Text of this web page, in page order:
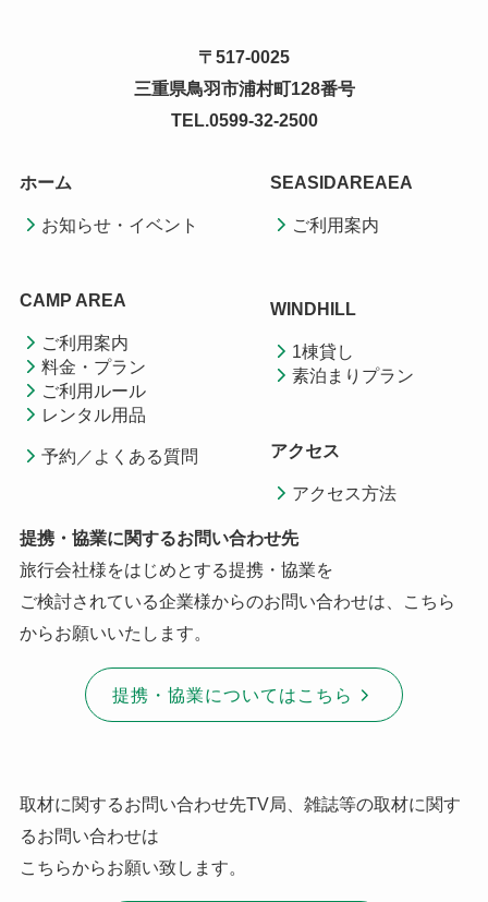
〒517-0025
三重県鳥羽市浦村町128番号
TEL.0599-32-2500
ホーム
お知らせ・イベント
CAMP AREA
ご利用案内
料金・プラン
ご利用ルール
レンタル用品
予約／よくある質問
SEASIDAREAEA
ご利用案内
WINDHILL
1棟貸し
素泊まりプラン
アクセス
アクセス方法
提携・協業に関するお問い合わせ先
旅行会社様をはじめとする提携・協業を
ご検討されている企業様からのお問い合わせは、こちら
からお願いいたします。
提携・協業についてはこちら
取材に関するお問い合わせ先TV局、雑誌等の取材に関す
るお問い合わせは
こちらからお願い致します。